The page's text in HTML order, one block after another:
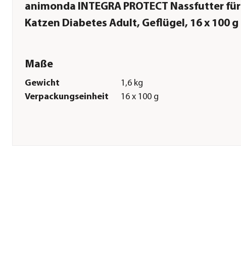
animonda INTEGRA PROTECT Nassfutter für
Katzen Diabetes Adult, Geflügel, 16 x 100 g
Maße
Gewicht
1,6 kg
Verpackungseinheit
16 x 100 g